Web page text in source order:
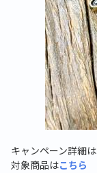
キャンペーン詳細は
対象商品はこちら